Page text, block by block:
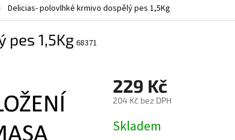
Delicias- polovlhké krmivo dospělý pes 1,5Kg
1,5Kg 68371
229 Kč
204 Kč bez DPH
cena:
Skladem